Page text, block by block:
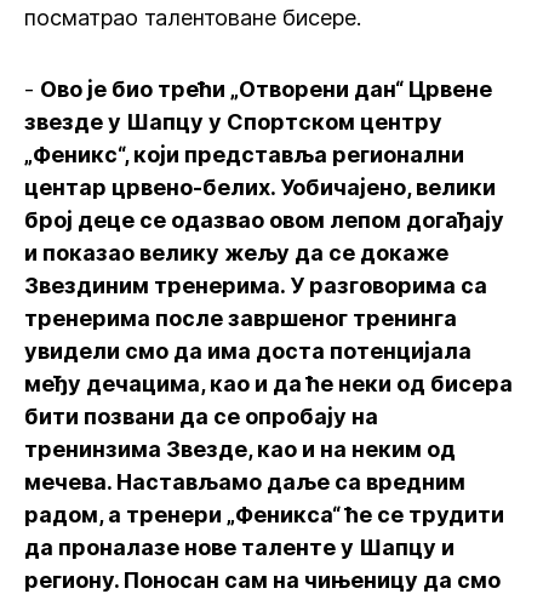
посматрао талентоване бисере.
- Ово је био трећи „Отворени дан“ Црвене
звезде у Шапцу у Спортском центру
„Феникс“, који представља регионални
центар црвено-белих. Уобичајено, велики
број деце се одазвао овом лепом догађају
и показао велику жељу да се докаже
Звездиним тренерима. У разговорима са
тренерима после завршеног тренинга
увидели смо да има доста потенцијала
међу дечацима, као и да ће неки од бисера
бити позвани да се опробају на
тренинзима Звезде, као и на неким од
мечева. Настављамо даље са вредним
радом, а тренери „Феникса“ ће се трудити
да проналазе нове таленте у Шапцу и
региону. Поносан сам на чињеницу да смо